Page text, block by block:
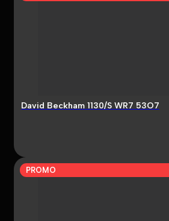
David Beckham 1130/S WR7 53O7
PROMO